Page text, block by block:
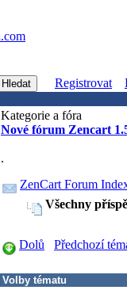
Registrovat
Kategorie a fóra
Nové fórum Zencart
.
ZenCart Forum
Všechny
Dolů Předchozí